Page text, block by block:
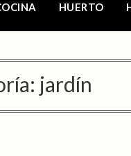
HUERTO
jardín